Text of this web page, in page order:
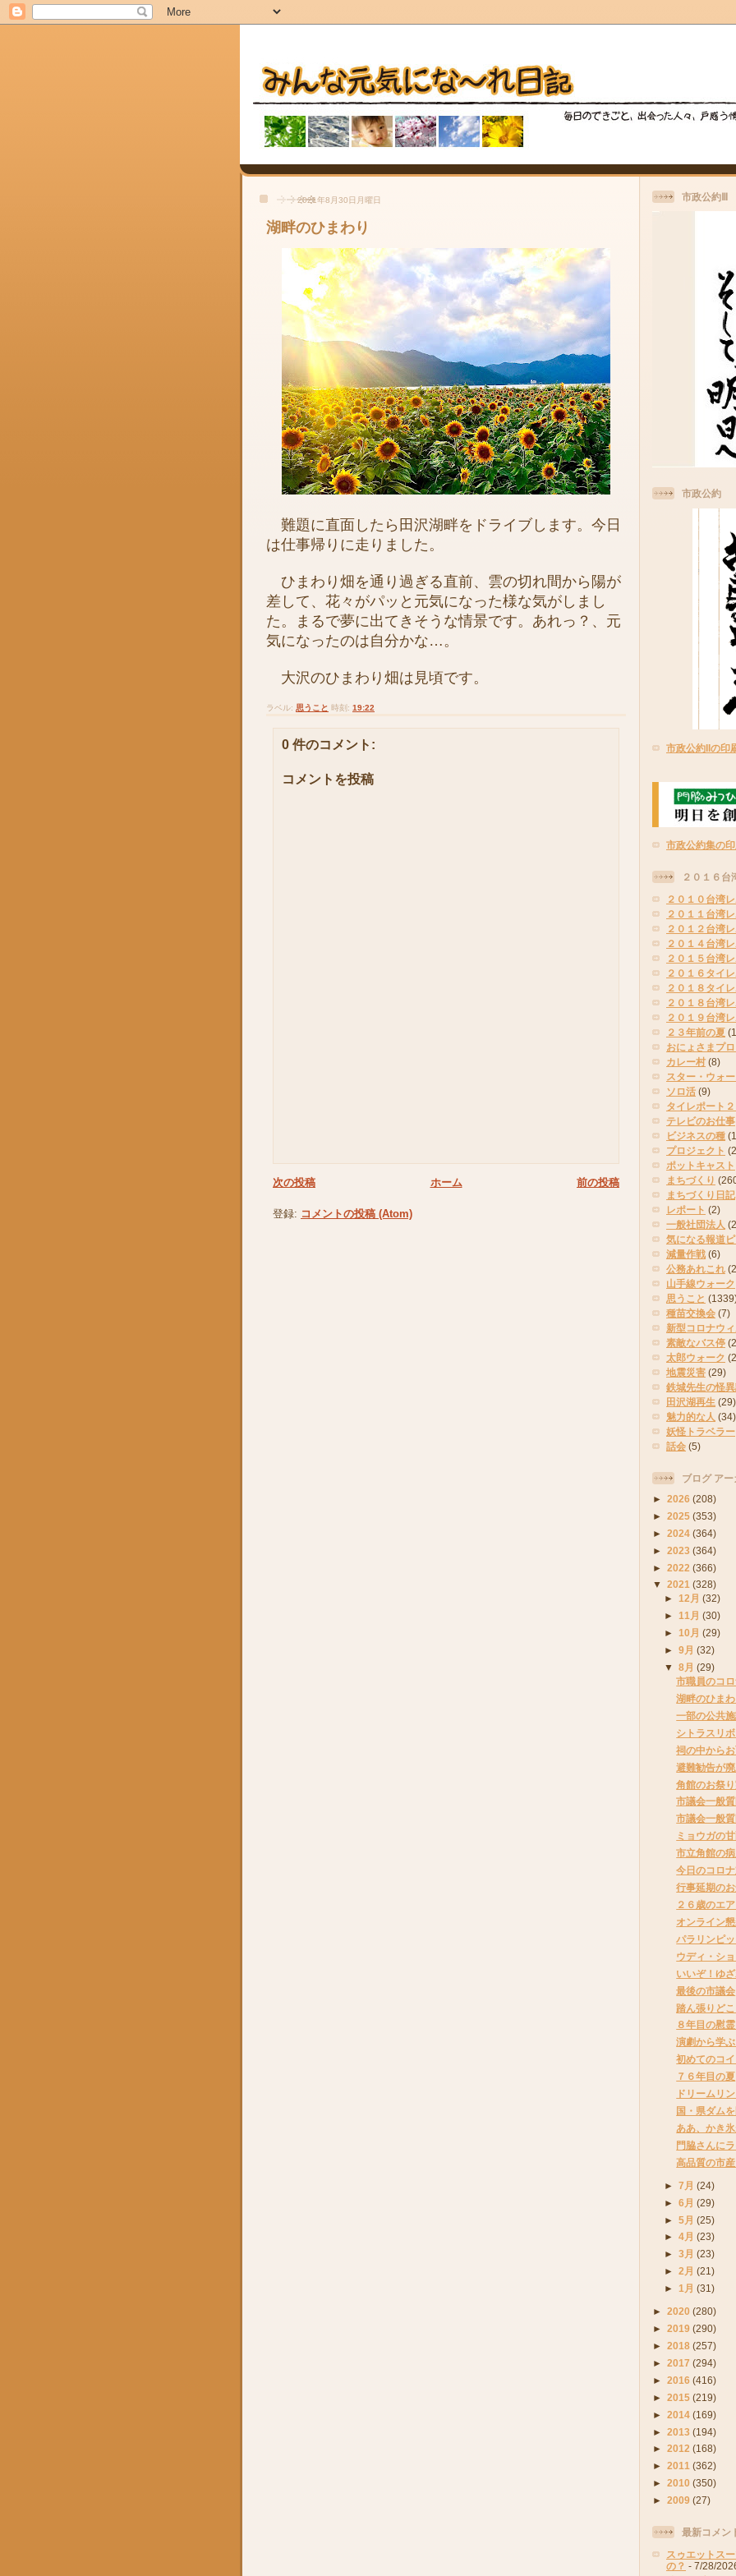
2021年8月30日月曜日
湖畔のひまわり
難題に直面したら田沢湖畔をドライブします。今日
は仕事帰りに走りました。
ひまわり畑を通り過ぎる直前、雲の切れ間から陽が
差して、花々がパッと元気になった様な気がしまし
た。まるで夢に出てきそうな情景です。あれっ？、元
気になったのは自分かな…。
大沢のひまわり畑は見頃です。
ラベル: 思うこと 時刻: 19:22
0 件のコメント:
コメントを投稿
次の投稿 前の投稿
ホーム
登録: コメントの投稿 (Atom)
市政公約Ⅲ
市政公約
市政公約IIの印
市政公約集の
２０１６台
２０１０台湾
２０１１台湾
２０１２台湾
２０１４台湾
２０１５台湾
２０１６タイ
２０１８タイ
２０１８台湾
２０１９台湾
２３年前の夏
おにょさまプ
カレー村 (8)
スター・ウォ
ソロ活 (9)
タイレポート
テレビのお仕事
ビジネスの種
プロジェクト
ポットキャスト
まちづくり
まちづくり日記
レポート (2)
一般社団法人
気になる報道
減量作戦 (6)
公務あれこれ
山手線ウォーク
思うこと
種苗交換会 (7)
新型コロナウ
素敵なバス停
太郎ウォーク
地震災害 (29)
鉄城先生の怪
田沢湖再生 (29)
魅力的な人 (34)
妖怪トラベラー
話会 (5)
ブログ アー
► 2026 (208)
► 2025 (353)
► 2024 (364)
► 2023 (364)
► 2022 (366)
▼ 2021 (328)
► 12月(32)
► 11月(30)
► 10月(29)
►9月(32)
▼8月(29)
市職員のコ
湖畔のひま
一部の公共
シトラスリ
祠の中から
避難勧告が
角館のお祭
市議会一般
市議会一般
ミョウガの
市立角館の
今日のコロ
行事延期の
２６歳のエ
オンライン
パラリンピ
ウディ・シ
いいぞ！ゆ
最後の市議会
踏ん張りど
８年目の慰
演劇から学
初めてのコ
７６年目の夏
ドリームリ
国・県ダム
ああ、かき
門脇さんに
高品質の市
►7月(24)
►6月(29)
►5月(25)
►4月(23)
►3月(23)
►2月(21)
► 1月(31)
► 2020 (280)
► 2019 (290)
► 2018 (257)
► 2017 (294)
► 2016 (416)
► 2015 (219)
► 2014 (169)
► 2013 (194)
► 2012 (168)
► 2011 (362)
► 2010 (350)
► 2009 (27)
最新コメン
スゥエットス
の？ - 7/28/